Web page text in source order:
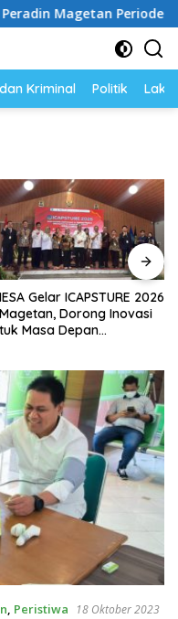
Magetan Periode
Kriminal Politik
Gelar ICAPSTURE 2026
Dorong Inovasi
Masa Depan
, Peristiwa 18 Oktober 2023